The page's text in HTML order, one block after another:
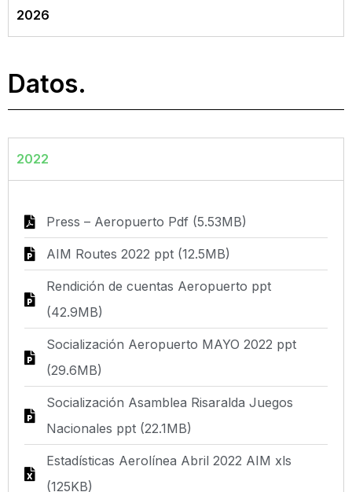
2026
Datos.
2022
Press – Aeropuerto Pdf (5.53MB)
AIM Routes 2022 ppt (12.5MB)
Rendición de cuentas Aeropuerto ppt
(42.9MB)
Socialización Aeropuerto MAYO 2022 ppt
(29.6MB)
Socialización Asamblea Risaralda Juegos
Nacionales ppt (22.1MB)
Estadísticas Aerolínea Abril 2022 AIM xls
(125KB)